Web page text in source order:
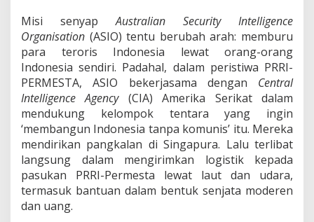
Misi senyapAustralian Security Intelligence
Organisation (ASIO) tentu berubah arah: memburu
para teroris Indonesia lewat orang-orang
Indonesia sendiri. Padahal, dalam peristiwa PRRI-
PERMESTA, ASIO bekerjasama dengan Central
Intelligence Agency(CIA) Amerika Serikat dalam
mendukung kelompok tentara yang ingin
‘membangun Indonesia tanpa komunis’ itu. Mereka
mendirikan pangkalan di Singapura. Lalu terlibat
langsung dalam mengirimkan logistik kepada
pasukan PRRI-Permesta lewat laut dan udara,
termasuk bantuan dalam bentuk senjata moderen
dan uang.